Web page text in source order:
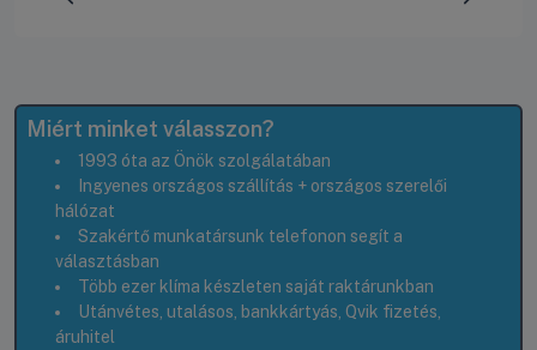
Miért minket válasszon?
1993 óta az Önök szolgálatában
Ingyenes országos szállítás + országos szerelői
hálózat
Szakértő munkatársunk telefonon segít a
választásban
Több ezer klíma készleten saját raktárunkban
Utánvétes, utalásos, bankkártyás, Qvik fizetés,
áruhitel